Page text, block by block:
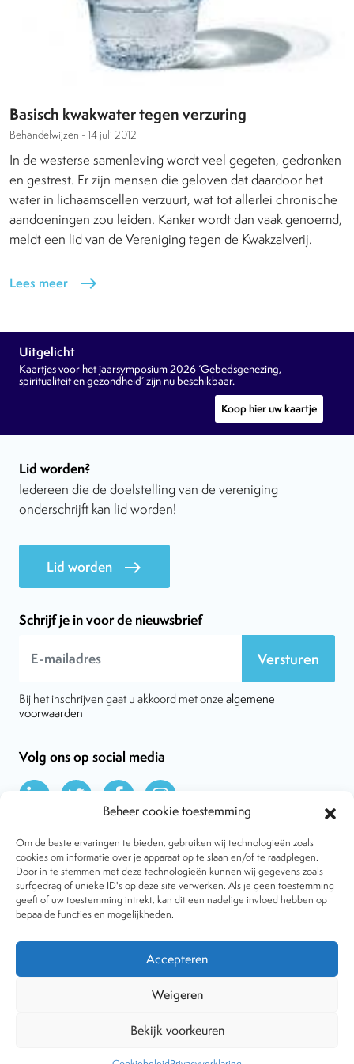
Beheer cookie toestemming
Om de beste ervaringen te bieden, gebruiken wij technologieën zoals
cookies om informatie over je apparaat op te slaan en/of te raadplegen.
Door in te stemmen met deze technologieën kunnen wij gegevens zoals
surfgedrag of unieke ID's op deze site verwerken. Als je geen toestemming
geeft of uw toestemming intrekt, kan dit een nadelige invloed hebben op
bepaalde functies en mogelijkheden.
Accepteren
Weigeren
Bekijk voorkeuren
Basisch kwakwater tegen verzuring
Behandelwijzen - 14 juli 2012
In de westerse samenleving wordt veel gegeten, gedronken
en gestrest. Er zijn mensen die geloven dat daardoor het
water in lichaamscellen verzuurt, wat tot allerlei chronische
aandoeningen zou leiden. Kanker wordt dan vaak genoemd,
meldt een lid van de Vereniging tegen de Kwakzalverij.
Lees meer east
Uitgelicht
Kaartjes voor het jaarsymposium 2026 ‘Gebedsgenezing,
spiritualiteit en gezondheid’ zijn nu beschikbaar.
Koop hier uw kaartje
Lid worden?
Iedereen die de doelstelling van de vereniging
onderschrijft kan lid worden!
Lid worden east
Schrijf je in voor de nieuwsbrief
Versturen
Bij het inschrijven gaat u akkoord met onze algemene
voorwaarden
Volg ons op social media
Over VtdK
Contact
Nieuws
Behandelwijzen
Dossiers
Tijdschrift
Copyright © 2001-2026 Vereniging tegen de Kwakzalverij. Alle